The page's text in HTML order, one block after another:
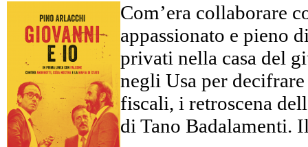
Com’era collaborare
appassionato e pieno
privati nella casa del
negli Usa per
fiscali, i retroscena
di Tano Badalamenti.